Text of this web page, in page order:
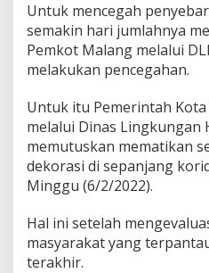
e
m
e
n
t
r
a
,
P
e
t
g
a
s
Untuk mencegah
semakin hari jumlahnya
Pemkot Malang melalui
melakukan pencegahan.
Untuk itu Pemerintah
melalui Dinas Lingkungan
memutuskan mematikan
dekorasi di sepanjang
Minggu (6/2/2022).
Hal ini setelah
masyarakat yang
terakhir.